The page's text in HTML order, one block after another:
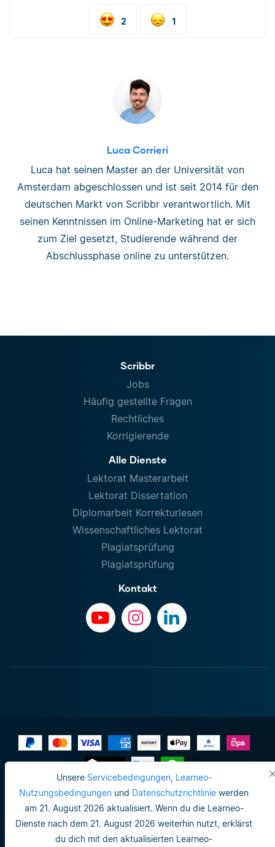
Unsere Servicebedingungen, Learneo-
Nutzungsbedingungen und Datenschutzrichtlinie werden
am 21. August 2026 aktualisiert. Wenn du die Learneo-
Dienste nach dem 21. August 2026 weiterhin nutzt, erklärst
du dich mit den aktualisierten Learneo-
2 1
Luca Corrieri
Luca hat seinen Master an der Universität von
Amsterdam abgeschlossen und ist seit 2014 für den
deutschen Markt von Scribbr verantwortlich. Mit
seinen Kenntnissen im Online-Marketing hat er sich
zum Ziel gesetzt, Studierende während der
Abschlussphase online zu unterstützen.
Scribbr
Jobs
Häufig gestellte Fragen
Rechtliches
Korrigierende
Alle Dienste
Lektorat Masterarbeit
Lektorat Dissertation
Diplomarbeit Korrekturlesen
Wissenschaftliches Lektorat
Plagiatsprüfung
Plagiatsprüfung
Kontakt
Impressum
Datenschutzrichtlinie
Do not sell or share my personal info